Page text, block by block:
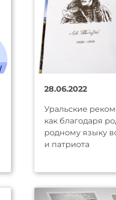
28.06.2022
Уральские
как благодаря
родному языку
и патриота